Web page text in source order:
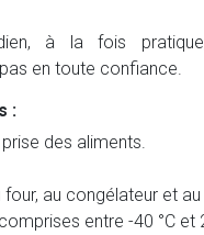
à la fois
en toute confiance.
:
des aliments.
au congélateur et
entre -40 °C et